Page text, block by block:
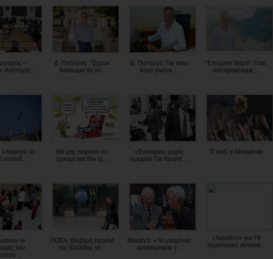
–
Αυστηρές ...
Δ. Πιστεύος: "Έχουν
δικαίωμα να γν...
Δ. Πιστεύος: Για ποιο
λόγο γίνεται ...
"Επόμενη Μέρα": Γιατί
καταψηφίσαμε ...
«Χαμηλό το
επίπεδ...
Θα μας πάρουν ότι
έχουμε και δεν έχ...
«Έγκλημα» χωρίς
τιμωρία! Για πρώτη ...
Τι ναζί, τι Μνημόνια
οι
του
...
ΟΟΣΑ: Θλιβερή πρωτιά
της Ελλάδας στ...
Moody's: «Τα μνημόνια
κατέστρεψαν τ...
«Λουκέτο» για 74
αγροτικούς συνεται...